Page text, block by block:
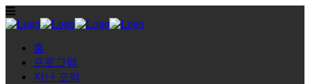
홈
프로그램
지난 포럼